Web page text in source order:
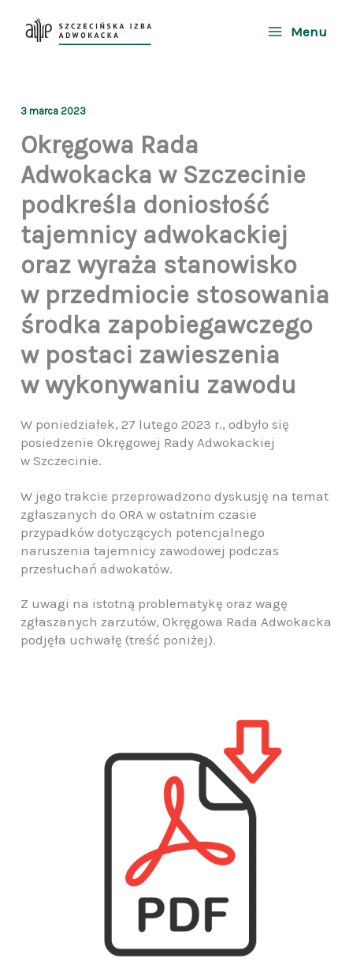
Menu
3 marca 2023
Okręgowa Rada
Adwokacka w Szczecinie
podkreśla doniosłość
tajemnicy adwokackiej
oraz wyraża stanowisko
w przedmiocie stosowania
środka zapobiegawczego
w postaci zawieszenia
w wykonywaniu zawodu
W poniedziałek, 27 lutego 2023 r., odbyło się
posiedzenie Okręgowej Rady Adwokackiej
w Szczecinie.
W jego trakcie przeprowadzono dyskusję na temat
zgłaszanych do ORA w ostatnim czasie
przypadków dotyczących potencjalnego
naruszenia tajemnicy zawodowej podczas
przesłuchań adwokatów.
Z uwagi na istotną problematykę oraz wagę
zgłaszanych zarzutów, Okręgowa Rada Adwokacka
podjęła uchwałę (treść poniżej).